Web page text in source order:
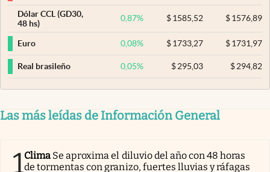
Dólar CCL (GD30,
48 hs)
0,87% $ 1585,52 $1576,89
Euro 0,08% $ 1733,27 $1731,97
Real brasileño 0,05% $ 295,03 $294,82
Las más leídas de Información General
1Clima Se aproxima el diluvio del año con 48 horas
de tormentas con granizo, fuertes lluvias y ráfagas